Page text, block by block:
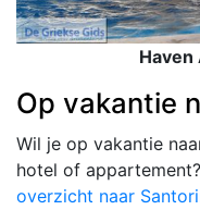
Haven
Op vakantie
Wil je op vakantie
hotel of
overzicht naar